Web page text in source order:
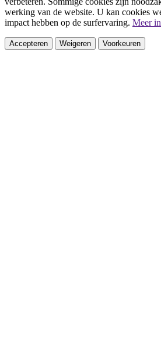
werking van de website. U kan cookies
impact hebben op de surfervaring. Meer
Accepteren Weigeren Voorkeuren